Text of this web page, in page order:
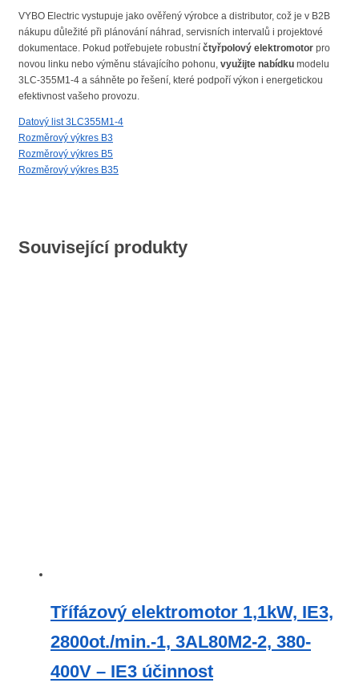
VYBO Electric vystupuje jako ověřený výrobce a distributor, což je v B2B
nákupu důležité při plánování náhrad, servisních intervalů i projektové
dokumentace. Pokud potřebujete robustní čtyřpolový elektromotor pro
novou linku nebo výměnu stávajícího pohonu, využijte nabídku modelu
3LC-355M1-4 a sáhněte po řešení, které podpoří výkon i energetickou
efektivnost vašeho provozu.
Datový list 3LC355M1-4
Rozměrový výkres B3
Rozměrový výkres B5
Rozměrový výkres B35
Související produkty
Třífázový elektromotor 1,1kW, IE3,
2800ot./min.-1, 3AL80M2-2, 380-
400V – IE3 účinnost